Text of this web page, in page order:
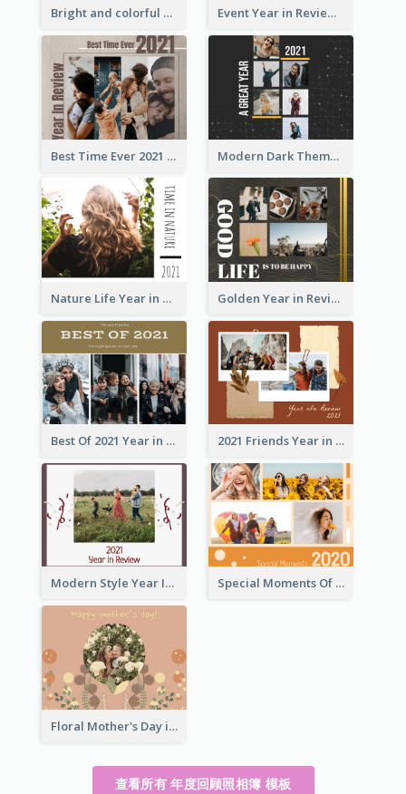
Bright and colorful Year in Review Photo Book Event Year in Review Photo Book
Best Time Ever 2021 Year in Review Photo Book Modern Dark Theme Year in Review Photo Book
Nature Life Year in Review Photo Book Golden Year in Review Photo Book
Best Of 2021 Year in Review Photo Book 2021 Friends Year in Review Photo Book
Modern Style Year In Review Photo Book Special Moments Of 2020 Photo Book
Floral Mother's Day in Review Photo Book
查看所有 年度回顾照相簿 模板